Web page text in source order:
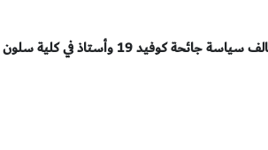
للإدارة بمعهد ماساتشوستس للتكنولوجيا.